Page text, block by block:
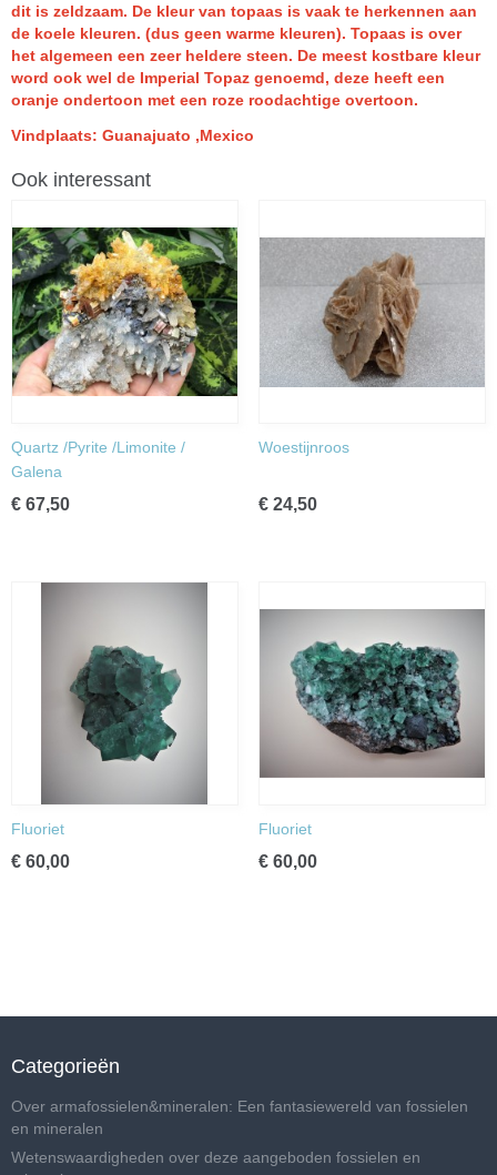
dit is zeldzaam. De kleur van topaas is vaak te herkennen aan
de koele kleuren. (dus geen warme kleuren). Topaas is over
het algemeen een zeer heldere steen. De meest kostbare kleur
word ook wel de Imperial Topaz genoemd, deze heeft een
oranje ondertoon met een roze roodachtige overtoon.
Vindplaats: Guanajuato ,Mexico
Ook interessant
Quartz /Pyrite /Limonite /
Galena
€ 67,50
Woestijnroos
€ 24,50
Fluoriet
€ 60,00
Fluoriet
€ 60,00
Categorieën
Over armafossielen&mineralen: Een fantasiewereld van fossielen
en mineralen
Wetenswaardigheden over deze aangeboden fossielen en